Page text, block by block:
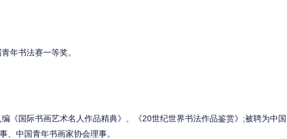
书法赛一等奖。
国际书画艺术名人作品精典》、《20世纪世界书法作品鉴赏》;被聘为中国
、中国青年书画家协会理事。